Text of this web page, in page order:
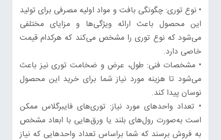
• نوع توری: چگونگی بافت و مواد اولیه مصرفی برای تولید
این محصول باعث ارائه ویژگی‌ها و مزایای مختلفی
می‌شود که نوع توری را مشخص می‌کند که هرکدام قیمت
خاصی دارد.
• مشخصات فنی: طول، عرض و ضخامت توری نیز باعث
می‌شود تا هزینه مورد نیاز شما برای خرید این محصول
نوسان پیدا کند.
• تعداد واحدهای مورد نیاز: توری‌های فایبرگلاس ممکن
است به‌صورت رول‌های بلند یا ورق‌هایی با ابعاد مشخص
به فروش برسند که شما براساس تعداد واحدهایی که نیاز